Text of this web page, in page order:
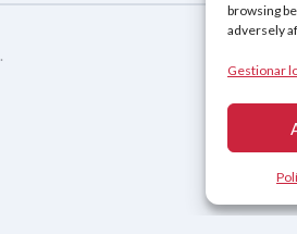
browsing
adversely
Gestionar
.